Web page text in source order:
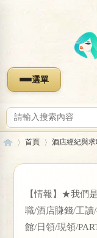
選單
首頁
›
酒店經紀與
收藏本版
酒店經紀
【情報】★我們
職/酒店賺錢/工讀
館/日領/現領/